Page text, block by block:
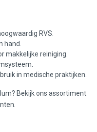
RVS.
hand.
makkelijke reiniging.
in medische praktijken.
Bekijk ons assortiment